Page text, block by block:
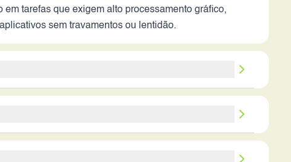
tarefas que exigem alto processamento gráfico,
sem travamentos ou lentidão.
óptica pode resultar em vídeos tremidos e
vídeos em movimento. A câmera frontal de 32